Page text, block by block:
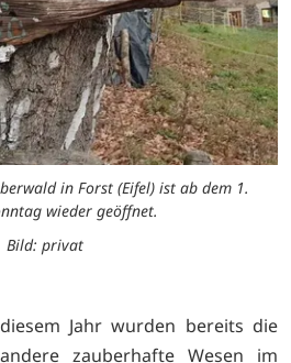
in Forst (Eifel) ist ab dem 1.
wieder geöffnet.
Bild: privat
Jahr wurden bereits die
zauberhafte Wesen im